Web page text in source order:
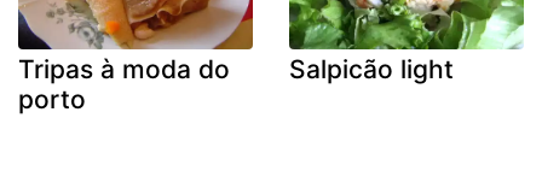
Tripas à moda do
porto
Salpicão light